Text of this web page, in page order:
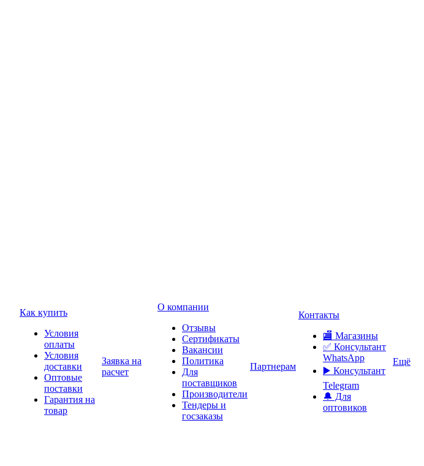
Как купить
Условия
оплаты
Условия
доставки
Оптовые
поставки
Гарантия на
товар
Заявка на
расчет
О компании
Отзывы
Сертификаты
Вакансии
Политика
Для
поставщиков
Производители
Тендеры и
госзаказы
Партнерам
Контакты
🏬 Магазины
✅️ Консультант
WhatsApp
▶️ Консультант
Telegram
🔔 Для
оптовиков
Ещё